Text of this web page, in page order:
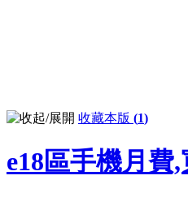
收藏本版 (1)
e18區手機月費